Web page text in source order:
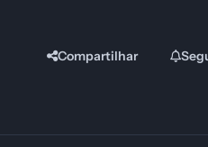
Compartilhar